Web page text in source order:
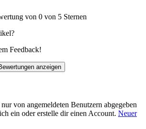
von 0 von 5 Sternen
Feedback!
anzeigen
von angemeldeten Benutzern abgegeben
ein oder erstelle dir einen Account. Neuer